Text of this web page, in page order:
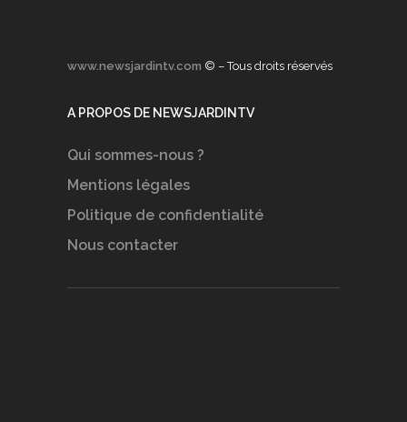
www.newsjardintv.com © – Tous droits réservés
A PROPOS DE NEWSJARDINTV
Qui sommes-nous ?
Mentions légales
Politique de confidentialité
Nous contacter